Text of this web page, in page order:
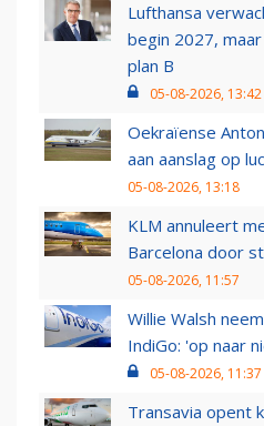
Lufthansa
begin 2027,
plan B
05-08-2026, 13:42
Oekraïense
aan aanslag op
05-08-2026, 13:18
KLM annuleert
Barcelona door
05-08-2026, 11:57
Willie Walsh
IndiGo: 'op naar
05-08-2026, 11:37
Transavia opent